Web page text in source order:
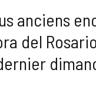
anciens
del